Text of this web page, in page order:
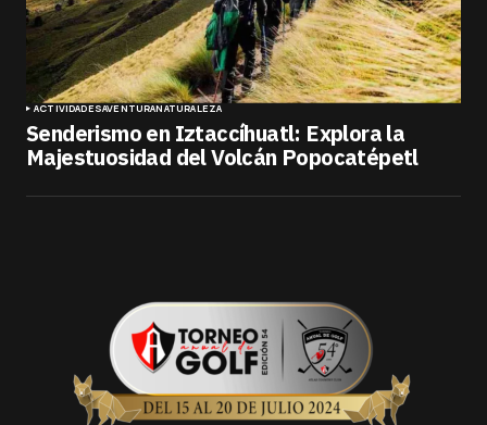
ACTIVIDADESAVENTURANATURALEZA
Senderismo en Iztaccíhuatl: Explora la
Majestuosidad del Volcán Popocatépetl